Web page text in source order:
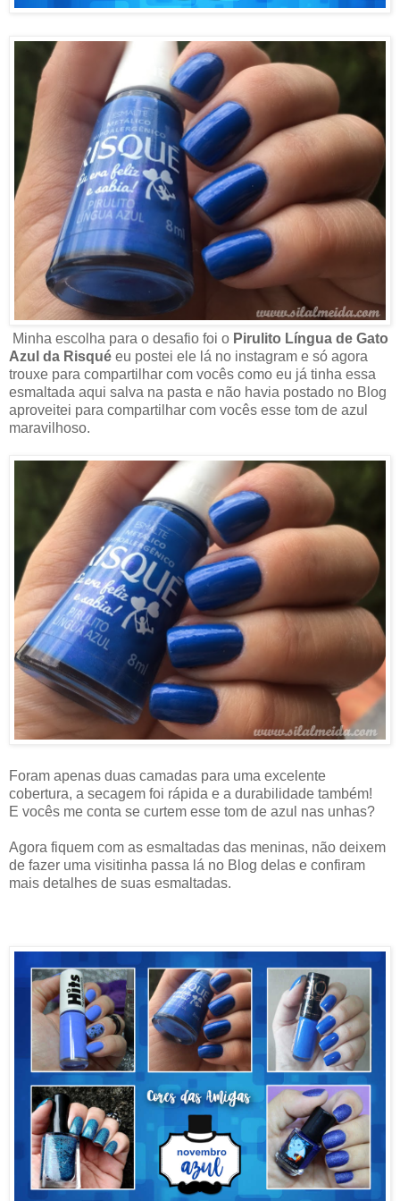
Minha escolha para o desafio foi o Pirulito Língua de Gato
Azul da Risqué eu postei ele lá no instagram e só agora
trouxe para compartilhar com vocês como eu já tinha essa
esmaltada aqui salva na pasta e não havia postado no Blog
aproveitei para compartilhar com vocês esse tom de azul
maravilhoso.
Foram apenas duas camadas para uma excelente
cobertura, a secagem foi rápida e a durabilidade também!
E vocês me conta se curtem esse tom de azul nas unhas?
Agora fiquem com as esmaltadas das meninas, não deixem
de fazer uma visitinha passa lá no Blog delas e confiram
mais detalhes de suas esmaltadas.